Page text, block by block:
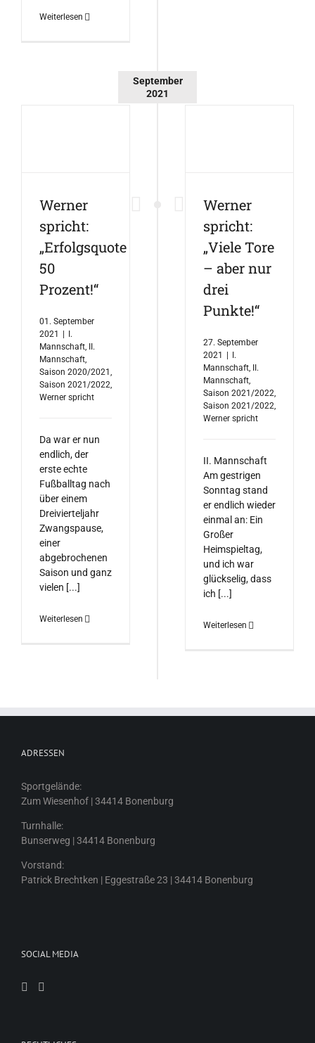
Weiterlesen
September
2021
Werner
spricht:
„Viele Tore
– aber nur
drei
Punkte!“
27. September
2021
I.
Mannschaft,
II.
Mannschaft,
Saison 2021/2022,
Saison 2021/2022,
Werner spricht
II. Mannschaft
Am gestrigen
Sonntag stand
er endlich wieder
einmal an: Ein
Großer
Heimspieltag,
und ich war
glückselig, dass
ich [...]
Weiterlesen
Werner
spricht:
„Erfolgsquote
50
Prozent!“
01. September
2021
I.
Mannschaft,
II.
Mannschaft,
Saison 2020/2021 ,
Saison 2021/2022,
Werner spricht
Da war er nun
endlich, der
erste echte
Fußballtag nach
über einem
Dreivierteljahr
Zwangspause,
einer
abgebrochenen
Saison und ganz
vielen [...]
Weiterlesen
ADRESSEN
Sportgelände:
Zum Wiesenhof | 34414 Bonenburg
Turnhalle:
Bunserweg | 34414 Bonenburg
Vorstand:
Patrick Brechtken | Eggestraße 23 | 34414 Bonenburg
SOCIAL MEDIA